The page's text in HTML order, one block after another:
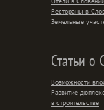
Рестораны в
Земельные
Статьи о
Возможности
Развитие
в строительстве